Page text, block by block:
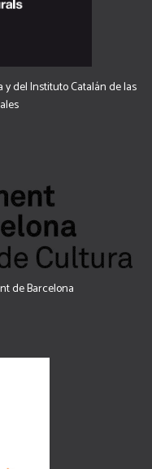
del Instituto Catalán de las
de Barcelona